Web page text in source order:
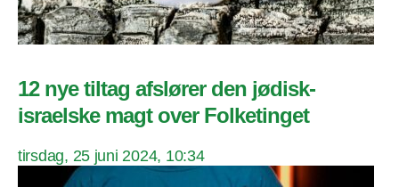
12 nye tiltag afslører den jødisk-
israelske magt over Folketinget
tirsdag, 25 juni 2024, 10:34